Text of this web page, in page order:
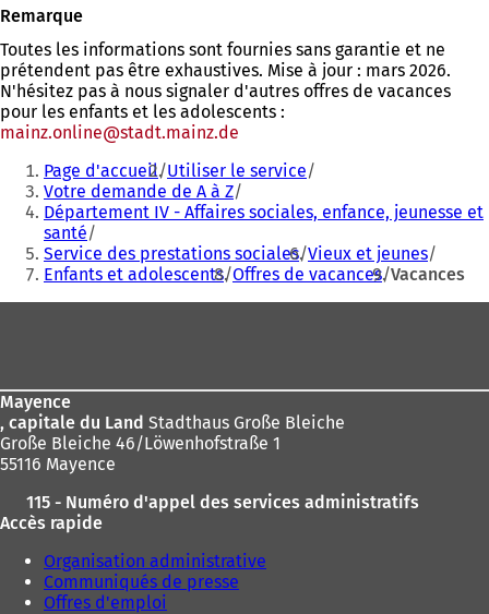
t
)
u
v
e
l
o
g
l
e
)
Remarque
Toutes les informations sont fournies sans garantie et ne
prétendent pas être exhaustives. Mise à jour : mars 2026.
N'hésitez pas à nous signaler d'autres offres de vacances
pour les enfants et les adolescents :
mainz.online
stadt.mainz de
Vous
êtes
ici
Page d'accueil Utiliser le service
Votre demande de A à Z
Département IV - Affaires sociales, enfance, jeunesse et
santé
Service des prestations sociales Vieux et jeunes
Enfants et adolescents Offres de vacances Vacances
Mayence
, capitale du Land Stadthaus Große Bleiche
Große Bleiche 46/Löwenhofstraße 1
55116 Mayence
115 - Numéro d'appel des services administratifs
Accès rapide
Organisation administrative
Communiqués de presse
Offres d'emploi